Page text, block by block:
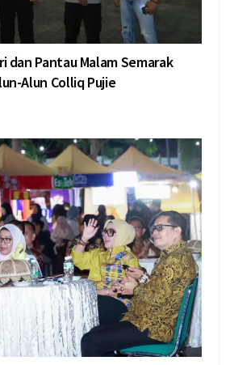
dan Pantau Malam Semarak
Alun Colliq Pujie